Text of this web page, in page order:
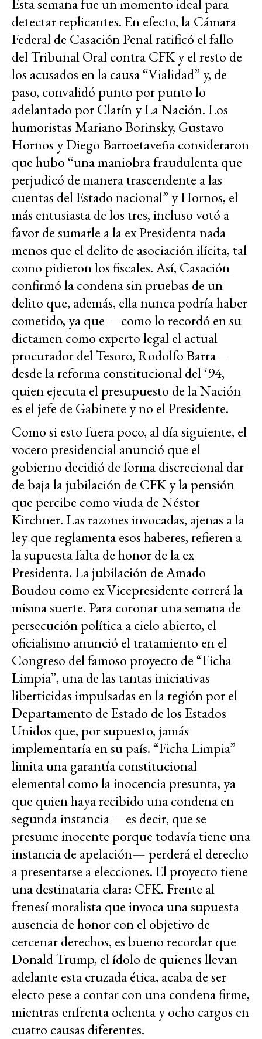
detectar replicantes. En efecto, la Cámara
Federal de Casación Penal ratificó el fallo
del Tribunal Oral contra CFK y el resto de
los acusados en la causa “Vialidad” y, de
paso, convalidó punto por punto lo
adelantado por Clarín y La Nación. Los
humoristas Mariano Borinsky, Gustavo
Hornos y Diego Barroetaveña consideraron
que hubo “una maniobra fraudulenta que
perjudicó de manera trascendente a las
cuentas del Estado nacional” y Hornos, el
más entusiasta de los tres, incluso votó a
favor de sumarle a la ex Presidenta nada
menos que el delito de asociación ilícita, tal
como pidieron los fiscales. Así, Casación
confirmó la condena sin pruebas de un
delito que, además, ella nunca podría haber
cometido, ya que —como lo recordó en su
dictamen como experto legal el actual
procurador del Tesoro, Rodolfo Barra—
desde la reforma constitucional del ‘94,
quien ejecuta el presupuesto de la Nación
es el jefe de Gabinete y no el Presidente.
Como si esto fuera poco, al día siguiente, el
vocero presidencial anunció que el
gobierno decidió de forma discrecional dar
de baja la jubilación de CFK y la pensión
que percibe como viuda de Néstor
Kirchner. Las razones invocadas, ajenas a la
ley que reglamenta esos haberes, refieren a
la supuesta falta de honor de la ex
Presidenta. La jubilación de Amado
Boudou como ex Vicepresidente correrá la
misma suerte. Para coronar una semana de
persecución política a cielo abierto, el
oficialismo anunció el tratamiento en el
Congreso del famoso proyecto de “Ficha
Limpia”, una de las tantas iniciativas
liberticidas impulsadas en la región por el
Departamento de Estado de los Estados
Unidos que, por supuesto, jamás
implementaría en su país. “Ficha Limpia”
limita una garantía constitucional
elemental como la inocencia presunta, ya
que quien haya recibido una condena en
segunda instancia —es decir, que se
presume inocente porque todavía tiene una
instancia de apelación— perderá el derecho
a presentarse a elecciones. El proyecto tiene
una destinataria clara: CFK. Frente al
frenesí moralista que invoca una supuesta
ausencia de honor con el objetivo de
cercenar derechos, es bueno recordar que
Donald Trump, el ídolo de quienes llevan
adelante esta cruzada ética, acaba de ser
electo pese a contar con una condena firme,
mientras enfrenta ochenta y ocho cargos en
cuatro causas diferentes.